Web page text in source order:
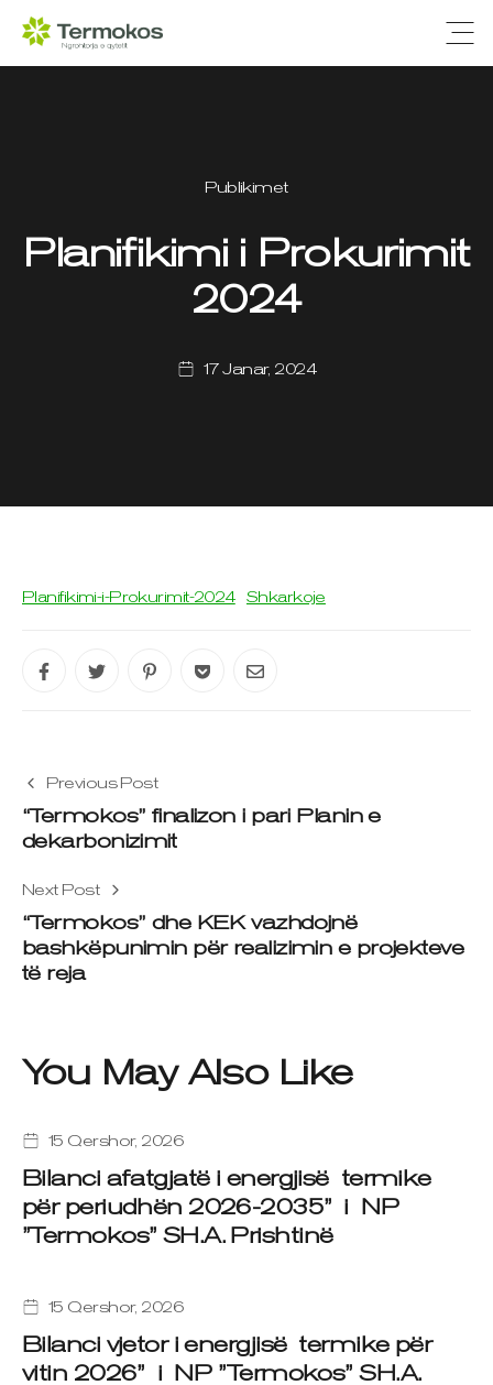
Publikimet
Planifikimi i Prokurimit
2024
17 Janar, 2024
Planifikimi-i-Prokurimit-2024 Shkarkoje
Previous Post
“Termokos” finalizon i pari Planin e
dekarbonizimit
Next Post
“Termokos” dhe KEK vazhdojnë
bashkëpunimin për realizimin e projekteve
të reja
You May Also Like
15 Qershor, 2026
Bilanci afatgjatë i energjisë termike
për periudhën 2026-2035” i NP
”Termokos” SH.A. Prishtinë
15 Qershor, 2026
Bilanci vjetor i energjisë termike për
vitin 2026” i NP ”Termokos” SH.A.